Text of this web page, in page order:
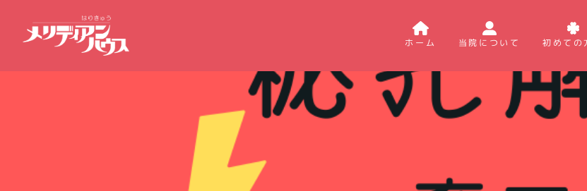
ホーム 当院について 初めての